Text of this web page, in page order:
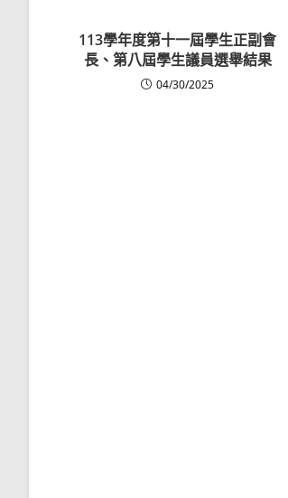
113學年度第十一屆學生正副會
長、第八屆學生議員選舉結果
04/30/2025